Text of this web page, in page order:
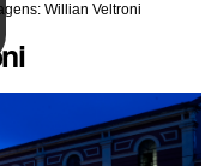
Willian Veltroni